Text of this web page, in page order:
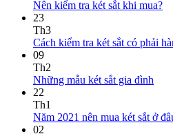
Nên kiểm tra két sắt khi mua?
23
Th3
Cách kiểm tra két sắt có phải
09
Th2
Những mẫu két sắt gia đình
22
Th1
Năm 2021 nên mua két sắt ở
02